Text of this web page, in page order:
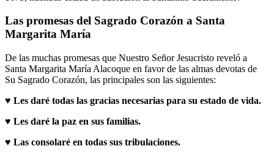
Las promesas del Sagrado Corazón a Santa
Margarita María
De las muchas promesas que Nuestro Señor Jesucristo reveló a
Santa Margarita María Alacoque en favor de las almas devotas de
Su Sagrado Corazón, las principales son las siguientes:
♥ Les daré todas las gracias necesarias para su estado de vida.
♥ Les daré la paz en sus familias.
♥ Las consolaré en todas sus tribulaciones.